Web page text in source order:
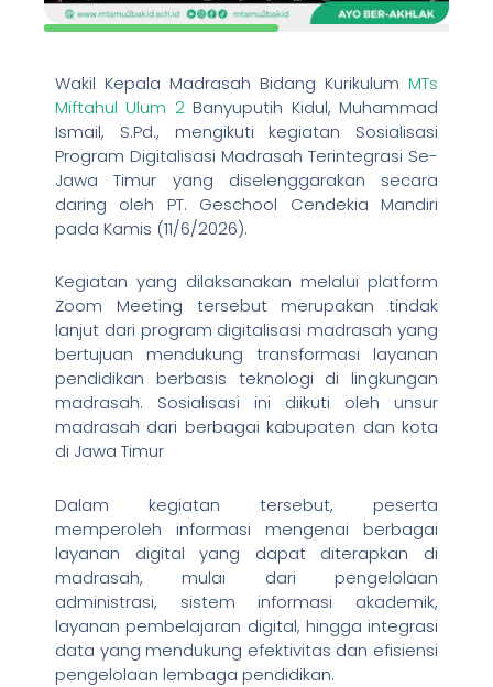
Wakil Kepala Madrasah Bidang Kurikulum MTs
Miftahul Ulum 2Banyuputih Kidul, Muhammad
Ismail, S.Pd., mengikuti kegiatan Sosialisasi
Program Digitalisasi Madrasah Terintegrasi Se-
Jawa Timur yang diselenggarakan secara
daring oleh PT. Geschool Cendekia Mandiri
pada Kamis (11/6/2026).
Kegiatan yang dilaksanakan melalui platform
Zoom Meeting tersebut merupakan tindak
lanjut dari program digitalisasi madrasah yang
bertujuan mendukung transformasi layanan
pendidikan berbasis teknologi di lingkungan
madrasah. Sosialisasi ini diikuti oleh unsur
madrasah dari berbagai kabupaten dan kota
di Jawa Timur
Dalam kegiatan tersebut, peserta
memperoleh informasi mengenai berbagai
layanan digital yang dapat diterapkan di
madrasah, mulai dari pengelolaan
administrasi, sistem informasi akademik,
layanan pembelajaran digital, hingga integrasi
data yang mendukung efektivitas dan efisiensi
pengelolaan lembaga pendidikan.